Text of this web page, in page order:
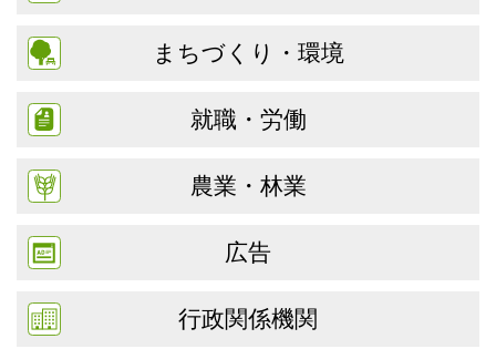
まちづくり・環境
就職・労働
農業・林業
広告
行政関係機関